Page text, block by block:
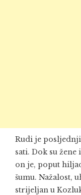
Rudi je posljednji
sati. Dok su
on je, poput
šumu. Nažalost,
strijeljan u